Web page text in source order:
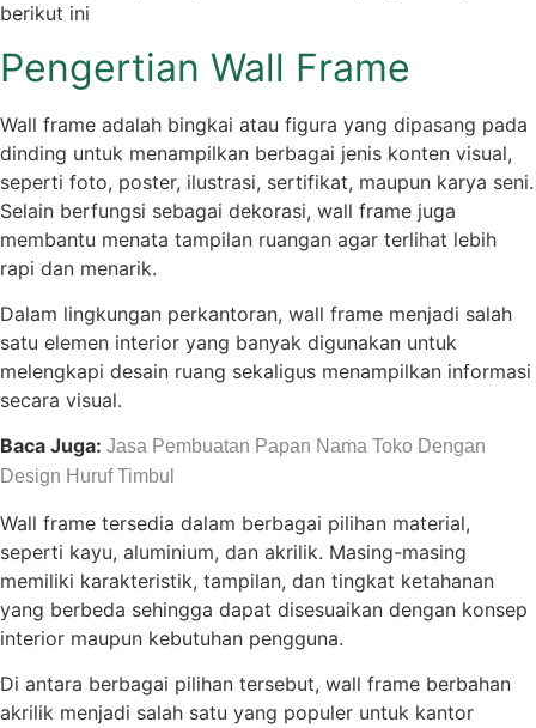
berikut ini
Pengertian Wall Frame
Wall frame adalah bingkai atau figura yang dipasang pada
dinding untuk menampilkan berbagai jenis konten visual,
seperti foto, poster, ilustrasi, sertifikat, maupun karya seni.
Selain berfungsi sebagai dekorasi, wall frame juga
membantu menata tampilan ruangan agar terlihat lebih
rapi dan menarik.
Dalam lingkungan perkantoran, wall frame menjadi salah
satu elemen interior yang banyak digunakan untuk
melengkapi desain ruang sekaligus menampilkan informasi
secara visual.
Baca Juga: Jasa Pembuatan Papan Nama Toko Dengan
Design Huruf Timbul
Wall frame tersedia dalam berbagai pilihan material,
seperti kayu, aluminium, dan akrilik. Masing-masing
memiliki karakteristik, tampilan, dan tingkat ketahanan
yang berbeda sehingga dapat disesuaikan dengan konsep
interior maupun kebutuhan pengguna.
Di antara berbagai pilihan tersebut, wall frame berbahan
akrilik menjadi salah satu yang populer untuk kantor